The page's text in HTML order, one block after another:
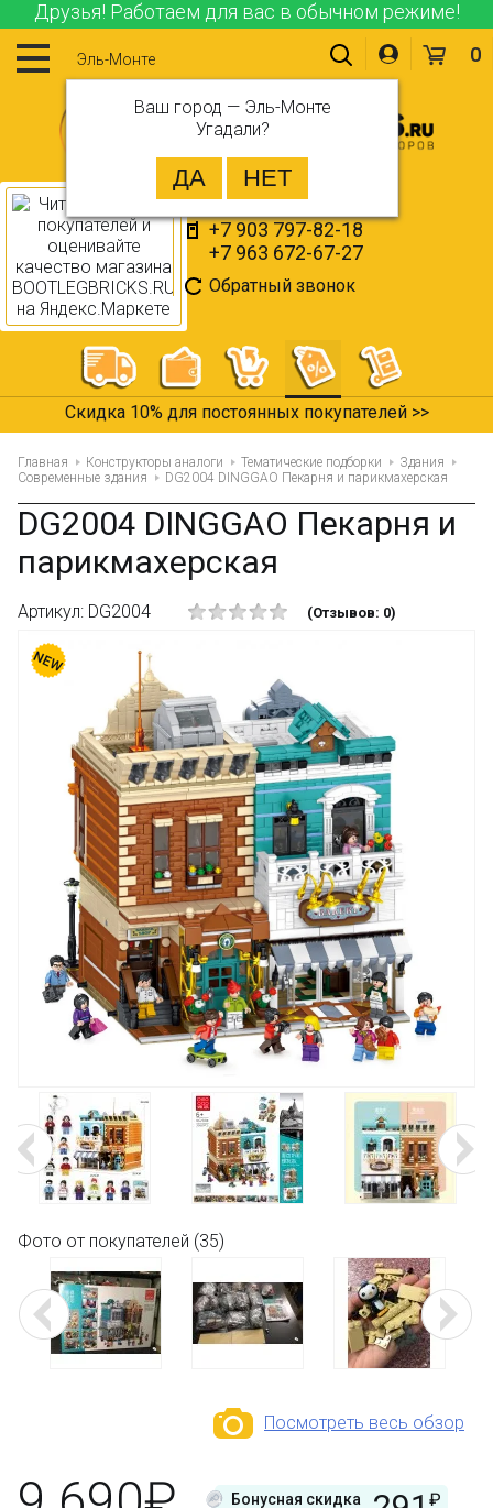
Друзья! Работаем для вас в обычном режиме!
Эль-Монте
Ваш город — Эль-Монте
Угадали?
+7 903 797-82-18
+7 963 672-67-27
Обратный звонок
0
Все товары в наличии >>
Главная Конструкторы аналоги Тематические подборки
Здания
Современные здания
DG2004 DINGGAO Пекарня и парикмахерская
DG2004 DINGGAO Пекарня и
парикмахерская
Артикул: DG2004 (Отзывов: 0)
Фото от покупателей (35)
Посмотреть весь обзор
Бонусная скидка ₽